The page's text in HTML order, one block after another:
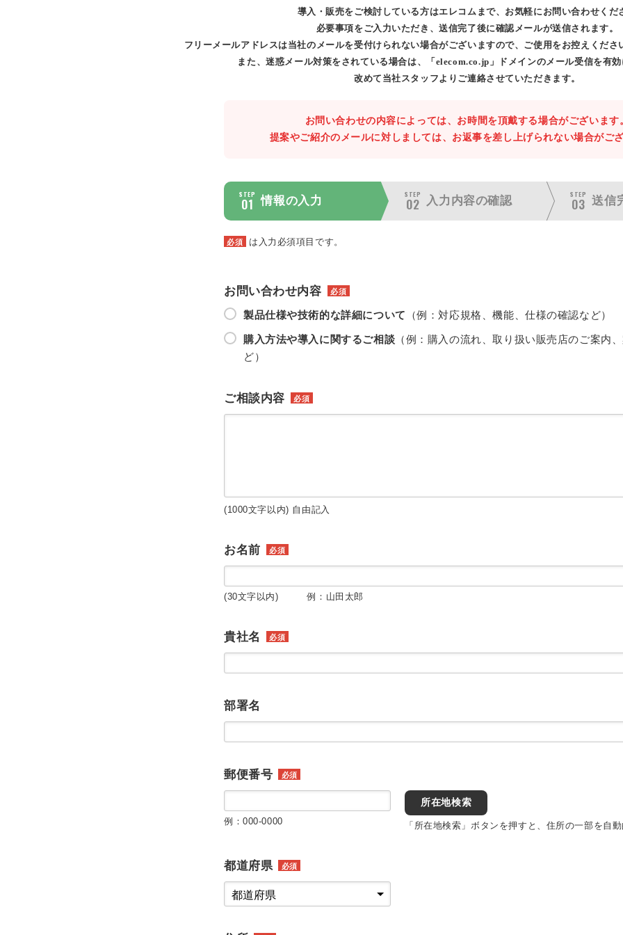
導入・販売をご検討している方はエレコムまで、お気軽にお問い合わせくだ
必要事項をご入力いただき、送信完了後に確認メールが送信されます。
フリーメールアドレスは当社のメールを受付けられない場合がございますので、ご使用をお控えくださ
また、迷惑メール対策をされている場合は、「elecom.co.jp」ドメインのメール受信を有効
改めて当社スタッフよりご連絡させていただきます。
お問い合わせの内容によっては、お時間を頂戴する場合がございます
提案やご紹介のメールに対しましては、お返事を差し上げられない場合がござ
STEP
01 情報の入力
STEP
02 入力内容の確認
STEP
03 送信
必須 は入力必須項目です。
お問い合わせ内容 必須
製品仕様や技術的な詳細について （例：対応規格、機能、仕様の確認など）
購入方法や導入に関するご相談 （例：購入の流れ、取り扱い販売店のご案内
ど）
ご相談内容 必須
(1000文字以内) 自由記入
お名前 必須
(30文字以内) 例：山田太郎
貴社名 必須
部署名
郵便番号 必須
例：000-0000
所在地検索
「所在地検索」ボタンを押すと、住所の一部を自動
都道府県 必須